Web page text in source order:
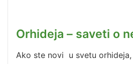
Orhideja – saveti o
Ako ste novi u svetu